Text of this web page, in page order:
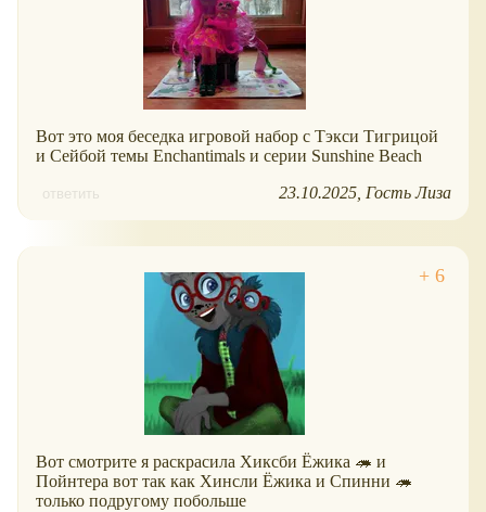
Вот это моя беседка игровой набор с Тэкси Тигрицой
и Сейбой темы Enchantimals и серии Sunshine Beach
ответить 23.10.2025 Гость Лиза
Вот смотрите я раскрасила Хиксби Ёжика 🦔 и
Пойнтера вот так как Хинсли Ёжика и Спинни 🦔
только подругому побольше